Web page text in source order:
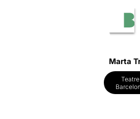
Marta
Teatre